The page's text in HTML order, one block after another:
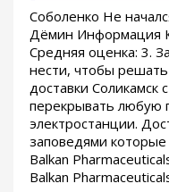
Соболенко Не
Дёмин Информация
Средняя оценка: 3.
нести, чтобы
доставки Соликамск
перекрывать любую
электростанции.
заповедями
Balkan
Balkan